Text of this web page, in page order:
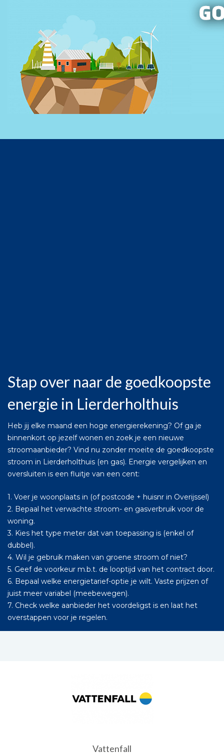
Stap over naar de goedkoopste
energie in Lierderholthuis
Heb jij elke maand een hoge energierekening? Of ga je
binnenkort op jezelf wonen en zoek je een nieuwe
stroomaanbieder? Vind nu zonder moeite de goedkoopste
stroom in Lierderholthuis (en gas). Energie vergelijken en
oversluiten is een fluitje van een cent:
1. Voer je woonplaats in (of postcode + huisnr in Overijssel)
2. Bepaal het verwachte stroom- en gasverbruik voor de
woning.
3. Kies het type meter dat van toepassing is (enkel of
dubbel).
4. Wil je gebruik maken van groene stroom of niet?
5. Geef de voorkeur m.b.t. de looptijd van het contract door.
6. Bepaal welke energietarief-optie je wilt. Vaste prijzen of
juist meer variabel (meebewegen).
7. Check welke aanbieder het voordeligst is en laat het
overstappen voor je regelen.
Vattenfall